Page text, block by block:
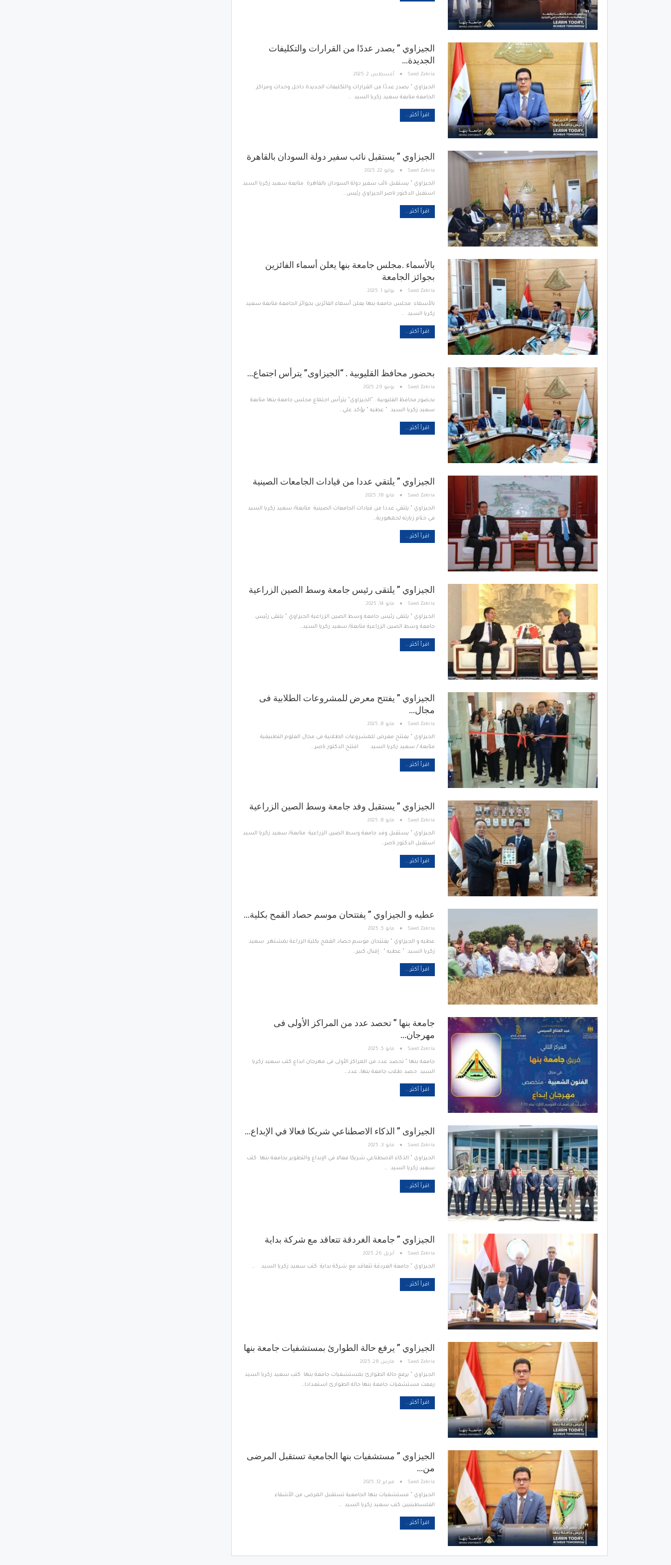
الجيزاوي ” يصدر عددًا من القرارات والتكليفات
الجديدة…
Saed Zakria أغسطس 2, 2025
الجيزاوي " يصدر عددًا من القرارات والتكليفات الجديدة داخل وحدات ومراكز
الجامعة متابعة سعيد زكريا السيد …
اقرأ أكثر...
الجيزاوي ” يستقبل نائب سفير دولة السودان بالقاهرة
Saed Zakria يوليو 22, 2025
الجيزاوي " يستقبل نائب سفير دولة السودان بالقاهرة متابعة سعيد زكريا السيد
استقبل الدكتور ناصر الجيزاوي رئيس…
اقرأ أكثر...
بالأسماء .مجلس جامعة بنها يعلن أسماء الفائزين
بجوائز الجامعة
Saed Zakria يوليو 1, 2025
بالأسماء .مجلس جامعة بنها يعلن أسماء الفائزين بجوائز الجامعة متابعة سعيد
زكريا السيد …
اقرأ أكثر...
بحضور محافظ القليوبية . “الجيزاوى” يترأس اجتماع…
Saed Zakria يونيو 29, 2025
بحضور محافظ القليوبية . "الجيزاوى" يترأس اجتماع مجلس جامعة بنها متابعة
سعيد زكريا السيد " عطيه " يؤكد علي…
اقرأ أكثر...
الجيزاوي ” يلتقي عددا من قيادات الجامعات الصينية
Saed Zakria مايو 18, 2025
الجيزاوي " يلتقي عددا من قيادات الجامعات الصينية متابعة/ سعيد زكريا السيد
في ختام زيارته لجمهورية…
اقرأ أكثر...
الجيزاوي ” يلتقى رئيس جامعة وسط الصين الزراعية
Saed Zakria مايو 14, 2025
الجيزاوي " يلتقى رئيس جامعة وسط الصين الزراعية الجيزاوي " يلتقى رئيس
جامعة وسط الصين الزراعية متابعة/ سعيد زكريا السيد…
اقرأ أكثر...
الجيزاوي ” يفتتح معرض للمشروعات الطلابية فى
مجال…
Saed Zakria مايو 8, 2025
الجيزاوي " يفتتح معرض للمشروعات الطلابية فى مجال العلوم التطبيقية
متابعة / سعيد زكريا السيد افتتح الدكتور ناصر…
اقرأ أكثر...
الجيزاوي ” يستقبل وفد جامعة وسط الصين الزراعية
Saed Zakria مايو 8, 2025
الجيزاوي " يستقبل وفد جامعة وسط الصين الزراعية متابعة/ سعيد زكريا السيد
استقبل الدكتور ناصر…
اقرأ أكثر...
عطيه و الجيزاوي ” يفتتحان موسم حصاد القمح بكلية…
Saed Zakria مايو 5, 2025
عطيه و الجيزاوي " يفتتحان موسم حصاد القمح بكلية الزراعة بمشتهر سعيد
زكريا السيد " عطيه " : إقبال كبير…
اقرأ أكثر...
جامعة بنها ” تحصد عدد من المراكز الأولى فى
مهرجان…
Saed Zakria مايو 5, 2025
جامعة بنها " تحصد عدد من المراكز الأولى فى مهرجان ابداع كتب سعيد زكريا
السيد حصد طلاب جامعة بنها، عدد…
اقرأ أكثر...
الجيزاوى ” الذكاء الاصطناعي شريكا فعالا في الإبداع…
Saed Zakria مايو 3, 2025
الجيزاوى " الذكاء الاصطناعي شريكا فعالا في الإبداع والتطوير بجامعة بنها كتب
سعيد زكريا السيد …
اقرأ أكثر...
الجيزاوي ” جامعة الغردقة تتعاقد مع شركة بداية
Saed Zakria أبريل 26, 2025
الجيزاوي " جامعة الغردقة تتعاقد مع شركة بداية كتب سعيد زكريا السيد …
اقرأ أكثر...
الجيزاوي ” يرفع حالة الطوارئ بمستشفيات جامعة بنها
Saed Zakria مارس 28, 2025
الجيزاوي " يرفع حالة الطوارئ بمستشفيات جامعة بنها كتب سعيد زكريا السيد
رفعت مستشفيات جامعة بنها حالة الطوارئ استعدادا…
اقرأ أكثر...
الجيزاوي ” مستشفيات بنها الجامعية تستقبل المرضى
من…
Saed Zakria فبراير 12, 2025
الجيزاوي " مستشفيات بنها الجامعية تستقبل المرضى من الأشقاء
الفلسطينيين كتب سعيد زكريا السيد …
اقرأ أكثر...